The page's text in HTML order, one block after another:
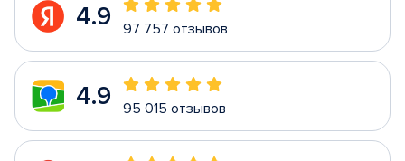
4.9 97 757 отзывов
4.9 95 015 отзывов